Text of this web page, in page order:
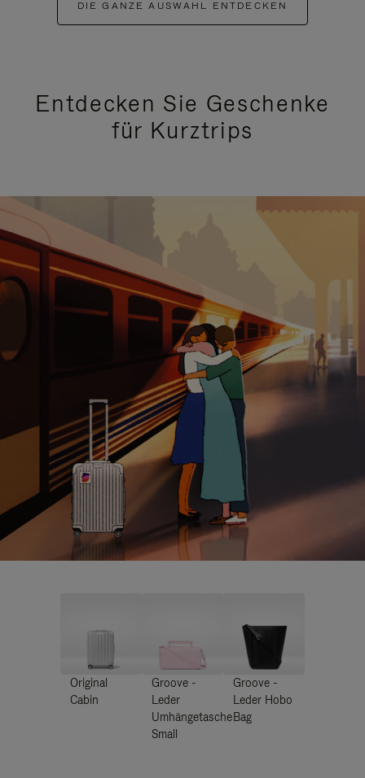
DIE GANZE AUSWAHL ENTDECKEN
Entdecken Sie Geschenke
für Kurztrips
Original
Cabin
Groove -
Leder
Umhängetasche
Small
Groove -
Leder Hobo
Bag